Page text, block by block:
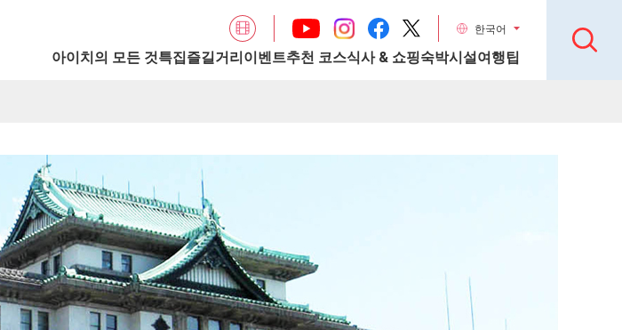
한국어
아이치의 모든 것특집즐길거리이벤트추천 코스식사 & 쇼핑숙박시설여행팁